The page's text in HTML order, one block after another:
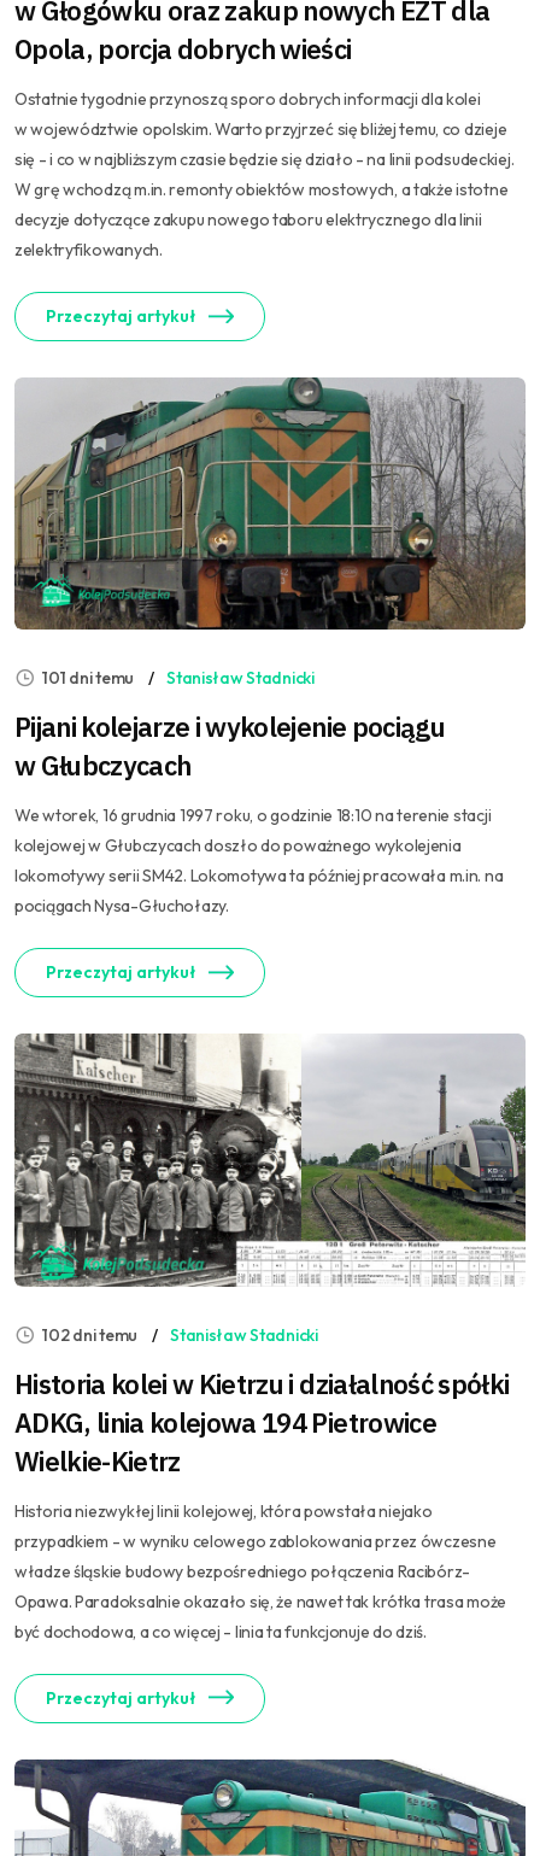
w Głogówku oraz zakup nowych EZT dla
Opola, porcja dobrych wieści
Ostatnie tygodnie przynoszą sporo dobrych informacji dla kolei
w województwie opolskim. Warto przyjrzeć się bliżej temu, co dzieje
się - i co w najbliższym czasie będzie się działo - na linii podsudeckiej.
W grę wchodzą m.in. remonty obiektów mostowych, a także istotne
decyzje dotyczące zakupu nowego taboru elektrycznego dla linii
zelektryfikowanych.
Przeczytaj artykuł
101 dni temu Stanisław Stadnicki
Pijani kolejarze i wykolejenie pociągu
w Głubczycach
We wtorek, 16 grudnia 1997 roku, o godzinie 18:10 na terenie stacji
kolejowej w Głubczycach doszło do poważnego wykolejenia
lokomotywy serii SM42. Lokomotywa ta później pracowała m.in. na
pociągach Nysa-Głuchołazy.
Przeczytaj artykuł
102 dni temu Stanisław Stadnicki
Historia kolei w Kietrzu i działalność spółki
ADKG, linia kolejowa 194 Pietrowice
Wielkie-Kietrz
Historia niezwykłej linii kolejowej, która powstała niejako
przypadkiem - w wyniku celowego zablokowania przez ówczesne
władze śląskie budowy bezpośredniego połączenia Racibórz-
Opawa. Paradoksalnie okazało się, że nawet tak krótka trasa może
być dochodowa, a co więcej - linia ta funkcjonuje do dziś.
Przeczytaj artykuł